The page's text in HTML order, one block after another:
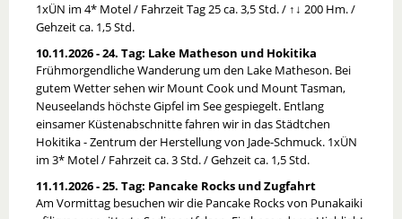
1xÜN im 4* Motel / Fahrzeit Tag 25 ca. 3,5 Std. / ↑↓ 200 Hm. /
Gehzeit ca. 1,5 Std.
10.11.2026 - 24. Tag: Lake Matheson und Hokitika
Frühmorgendliche Wanderung um den Lake Matheson. Bei
gutem Wetter sehen wir Mount Cook und Mount Tasman,
Neuseelands höchste Gipfel im See gespiegelt. Entlang
einsamer Küstenabschnitte fahren wir in das Städtchen
Hokitika - Zentrum der Herstellung von Jade-Schmuck. 1xÜN
im 3* Motel / Fahrzeit ca. 3 Std. / Gehzeit ca. 1,5 Std.
11.11.2026 - 25. Tag: Pancake Rocks und Zugfahrt
Am Vormittag besuchen wir die Pancake Rocks von Punakaiki